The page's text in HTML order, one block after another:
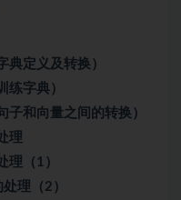
定义及转换）
练字典）
和向量之间的转换）
理
理（1）
理（2）